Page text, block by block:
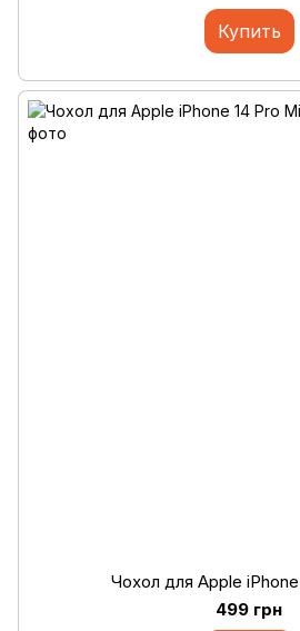
Купить
Чохол для Apple
499 грн